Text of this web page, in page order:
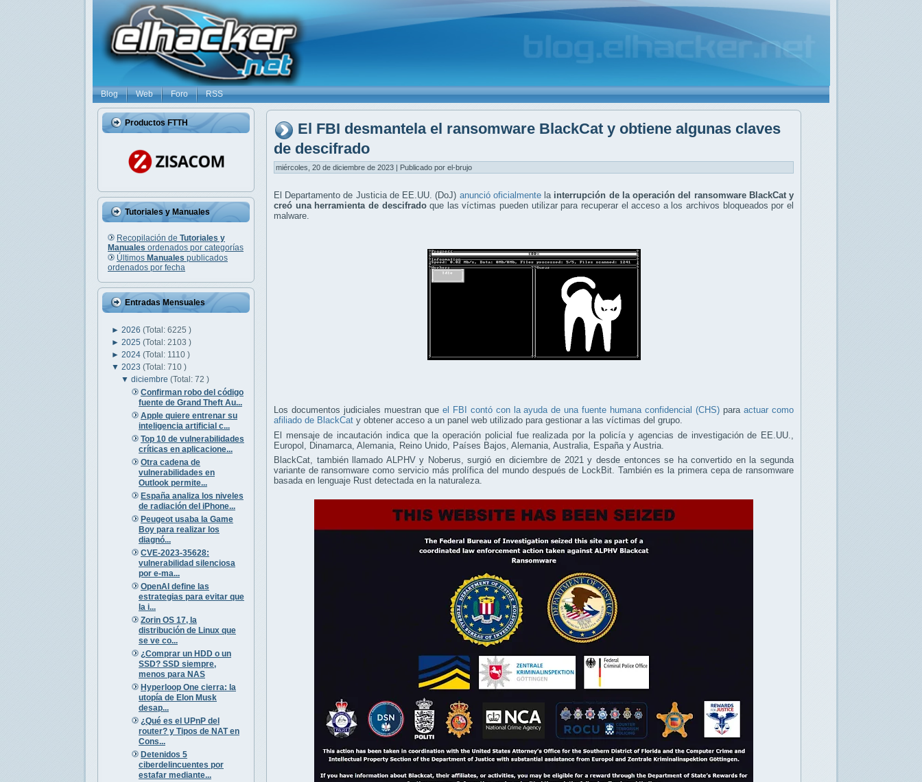
Blog Web Foro RSS
Productos FTTH
Tutoriales y Manuales
Recopilación de Tutoriales y
Manuales ordenados por categorías
Últimos Manuales publicados
ordenados por fecha
Entradas Mensuales
► 2026 (Total: 6225 )
► 2025 (Total: 2103 )
► 2024 (Total: 1110 )
▼ 2023 (Total: 710 )
▼diciembre(Total: 72 )
Confirman robo del código
fuente de Grand Theft Au...
Apple quiere entrenar su
inteligencia artificial c...
Top 10 de vulnerabilidades
críticas en aplicacione...
Otra cadena de
vulnerabilidades en
Outlook permite...
España analiza los niveles
de radiación del iPhone...
Peugeot usaba la Game
Boy para realizar los
diagnó...
CVE-2023-35628:
vulnerabilidad silenciosa
por e-ma...
OpenAI define las
estrategias para evitar que
la i...
Zorin OS 17, la
distribución de Linux que
se ve co...
¿Comprar un HDD o un
SSD? SSD siempre,
menos para NAS
Hyperloop One cierra: la
utopía de Elon Musk
desap...
¿Qué es el UPnP del
router? y Tipos de NAT en
Cons...
Detenidos 5
ciberdelincuentes por
estafar mediante...
El FBI desmantela el ransomware BlackCat y obtiene algunas claves
de descifrado
miércoles, 20 de diciembre de 2023 | Publicado por el-brujo
El Departamento de Justicia de EE.UU. (DoJ) anunció oficialmentela interrupción de la operación del ransomware BlackCat y
creó una herramienta de descifradoque las víctimas pueden utilizar para recuperar el acceso a los archivos bloqueados por el
malware.
Los documentos judiciales muestran que el FBI contó con la ayuda de una fuente humana confidencial (CHS) paraactuar como
afiliado de BlackCat y obtener acceso a un panel web utilizado para gestionar a las víctimas del grupo.
El mensaje de incautación indica que la operación policial fue realizada por la policía y agencias de investigación de EE.UU.,
Europol, Dinamarca, Alemania, Reino Unido, Países Bajos, Alemania, Australia, España y Austria.
BlackCat, también llamado ALPHV y Noberus, surgió en diciembre de 2021 y desde entonces se ha convertido en la segunda
variante de ransomware como servicio más prolífica del mundo después de LockBit. También es la primera cepa de ransomware
basada en lenguaje Rust detectada en la naturaleza.